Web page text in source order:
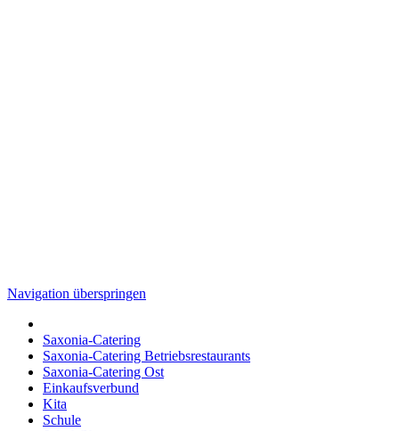
Navigation überspringen
Saxonia-Catering
Saxonia-Catering Betriebsrestaurants
Saxonia-Catering Ost
Einkaufsverbund
Kita
Schule